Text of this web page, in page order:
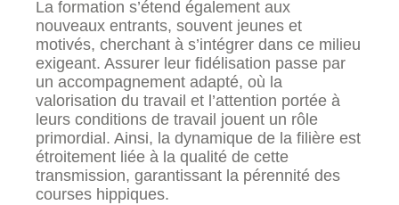
La formation s’étend également aux
nouveaux entrants, souvent jeunes et
motivés, cherchant à s’intégrer dans ce milieu
exigeant. Assurer leur fidélisation passe par
un accompagnement adapté, où la
valorisation du travail et l’attention portée à
leurs conditions de travail jouent un rôle
primordial. Ainsi, la dynamique de la filière est
étroitement liée à la qualité de cette
transmission, garantissant la pérennité des
courses hippiques.